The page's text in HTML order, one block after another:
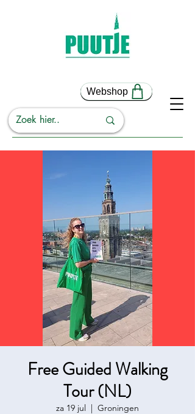
Webshop
Free Guided Walking
Tour (NL)
za 19 jul
  |
Groningen